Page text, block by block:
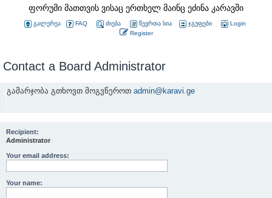
ფორუმი მათთვის ვისაც ერთხელ მაინც ეძინა კარავში
გალერეა FAQ ძიება წევრთა სია ჯგუფები
Login
Register
Contact a Board Administrator
გამარჯობა გთხოვთ მოგვწეროთ admin@karavi.ge
Recipient:
Administrator
Your email address:
Your name: